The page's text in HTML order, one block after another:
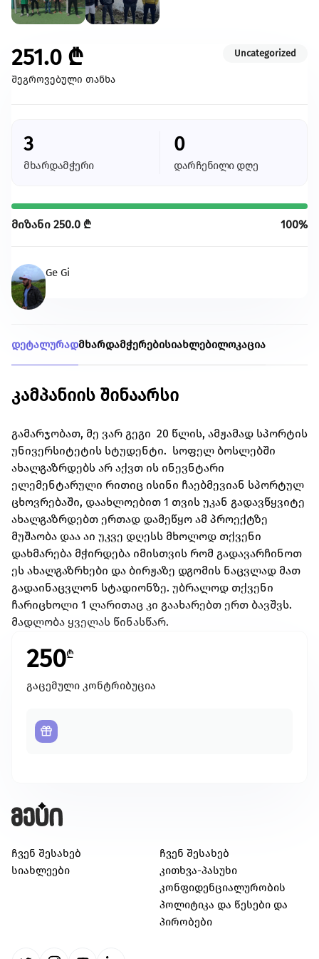
შექმენი კულტურულ სივრცეები, განავითარე
გაეცი მეტი
ყველა ინიციატივა
251.0 ₾
შეგროვებული თანხა
Uncategorized
3
მხარდამჭერი
0
დარჩენილი დღე
მიზანი 250.0 ₾ 100%
Ge Gi
დეტალურადმხარდამჭერებისიახლებილოკაცია
კამპანიის შინაარსი
გამარჯობათ, მე ვარ გეგი 20 წლის, ამჟამად სპორტის
უნივერსიტეტის სტუდენტი. სოფელ ბოსლებში
ახალგაზრდებს არ აქვთ ის ინევნტარი
ელემენტარული რითიც ისინი ჩაებმევიან სპორტულ
ცხოვრებაში, დაახლოებით 1 თვის უკან გადავწყვიტე
ახალგაზრდებთ ერთად დამეწყო ამ პროექტზე
მუშაობა დაა აი უკვე დღესს მხოლოდ თქვენი
დახმარება მჭირდება იმისთვის რომ გადავარჩინოთ
ეს ახალგაზრხები და ბირჟაზე დგომის ნაცვლად მათ
გადაინაცვლონ სტადიონზე. უბრალოდ თქვენი
ჩარიცხოლი 1 ლარითაც კი გაახარებთ ერთ ბავშვს.
მადლობა ყველას წინასწარ.
250₾
გაცემული კონტრიბუცია
ჩვენ შესახებ
სიახლეები
ჩვენ შესახებ
კითხვა-პასუხი
კონფიდენციალურობის
პოლიტიკა და წესები და
პირობები